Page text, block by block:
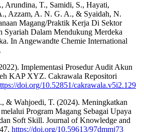
Arundina, T., Samidi, S., Hayati,
Azzam, A. N. G. A., & Syaidah, N.
Magang/Praktik Kerja Di Sektor
Syariah Dalam Mendukung Merdeka
In Angewandte Chemie International
Implementasi Prosedur Audit Akun
KAP XYZ. Cakrawala Repositori
doi.org/10.52851/cakrawala.v5i2.129
& Wahjoedi, T. (2024). Meningkatkan
Program Magang Sebagai Upaya
Soft Skill. Journal of Knowledge and
https://doi.org/10.59613/97dmmj73